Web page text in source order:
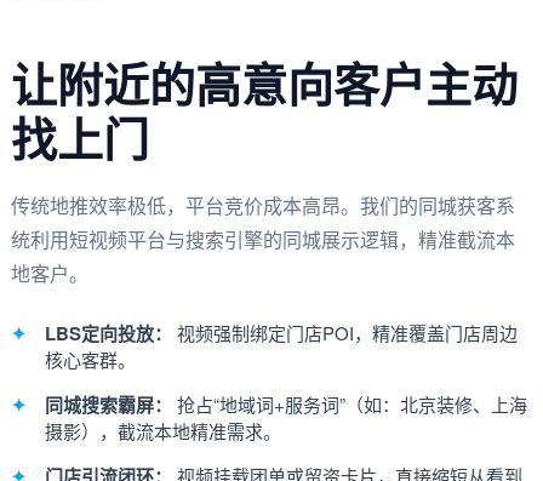
让附近的高意向客户主动
找上门
传统地推效率极低，平台竞价成本高昂。我们的同城获客系
统利用短视频平台与搜索引擎的同城展示逻辑，精准截流本
地客户。
LBS定向投放：
视频强制绑定门店POI，精准覆盖门店周边
核心客群。
同城搜索霸屏：
抢占“地域词+服务词”（如：北京装修、上海
摄影），截流本地精准需求。
视频挂载团单或留资卡片，直接缩短从看到